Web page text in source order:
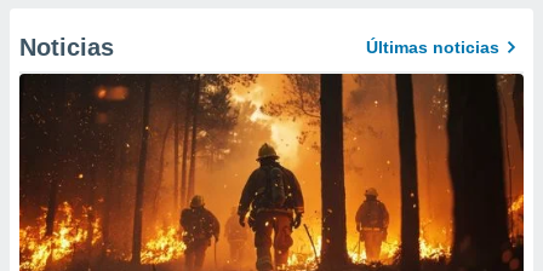
Noticias Últimas noticias